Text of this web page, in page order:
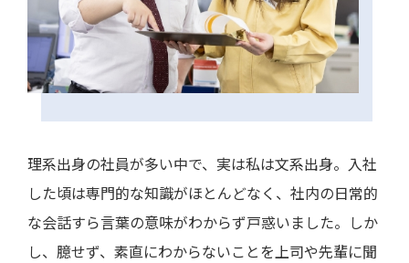
理系出身の社員が多い中で、実は私は文系出身。入社
した頃は専門的な知識がほとんどなく、社内の日常的
な会話すら言葉の意味がわからず戸惑いました。しか
し、臆せず、素直にわからないことを上司や先輩に聞